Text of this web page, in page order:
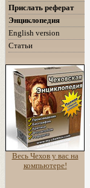
Прислать реферат
Энциклопедия
English version
Статьи
Весь Чехов у вас на
компьютере!